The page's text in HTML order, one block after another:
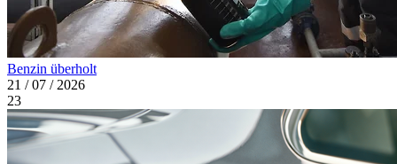
Benzin überholt
21 / 07 / 2026
23